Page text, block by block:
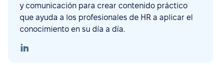
y comunicación para crear contenido práctico
que ayuda a los profesionales de HR a aplicar el
conocimiento en su día a día.